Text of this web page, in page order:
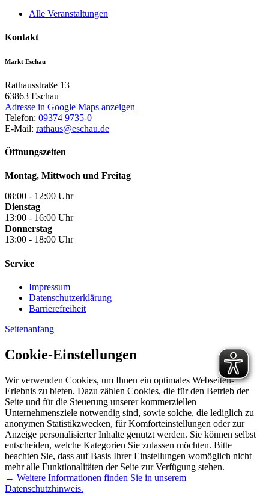
Alle Veranstaltungen
Kontakt
Markt Eschau
Rathausstraße 13
63863 Eschau
Adresse in Google Maps anzeigen
Telefon: 09374 9735-0
E-Mail: rathaus@eschau.de
Öffnungszeiten
Montag, Mittwoch und Freitag
08:00 - 12:00 Uhr
Dienstag
13:00 - 16:00 Uhr
Donnerstag
13:00 - 18:00 Uhr
Service
Impressum
Datenschutzerklärung
Barrierefreiheit
Seitenanfang
Cookie-Einstellungen
Wir verwenden Cookies, um Ihnen ein optimales Webseiten-
Erlebnis zu bieten. Dazu zählen Cookies, die für den Betrieb der
Seite und für die Steuerung unserer kommerziellen
Unternehmensziele notwendig sind, sowie solche, die lediglich zu
anonymen Statistikzwecken, für Komforteinstellungen oder zur
Anzeige personalisierter Inhalte genutzt werden. Sie können selbst
entscheiden, welche Kategorien Sie zulassen möchten. Bitte
beachten Sie, dass auf Basis Ihrer Einstellungen womöglich nicht
mehr alle Funktionalitäten der Seite zur Verfügung stehen.
→ Weitere Informationen finden Sie in unserem
Datenschutzhinweis.